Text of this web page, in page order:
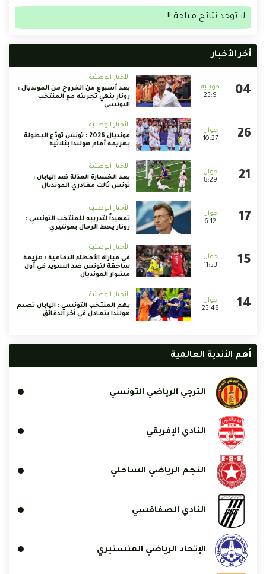
لا توجد نتائج متاحة !!
أخر الأخبار
23:9
الأخبار الوطنية
بعد أسبوع من الخروج من المونديال :
رونار ينهي تجربته مع المنتخب
التونسي
10:27
الأخبار الوطنية
مونديال 2026 : تونس تودّع البطولة
بهزيمة أمام هولندا بثلاثية
8:29
الأخبار الوطنية
بعد الخسارة المذلة ضد اليابان :
تونس ثالث مغادري المونديال
6:12
الأخبار الوطنية
تمهيداً لتدريبه للمنتخب التونسي :
رونار يحط الرحال بمونتيري
11:53
الأخبار الوطنية
في مباراة الأخطاء الدفاعية : هزيمة
ساحقة لتونس ضد السويد في أول
مشوار المونديال
23:48
الأخبار الوطنية
يهم المنتخب التونسي : اليابان تصدم
هولندا بتعادل في آخر الدقائق
أهم الأندية العالمية
الترجي الرياضي التونسي
النادي الإفريقي
النجم الرياضي الساحلي
النادي الصفاقسي
الإتحاد الرياضي المنستيري